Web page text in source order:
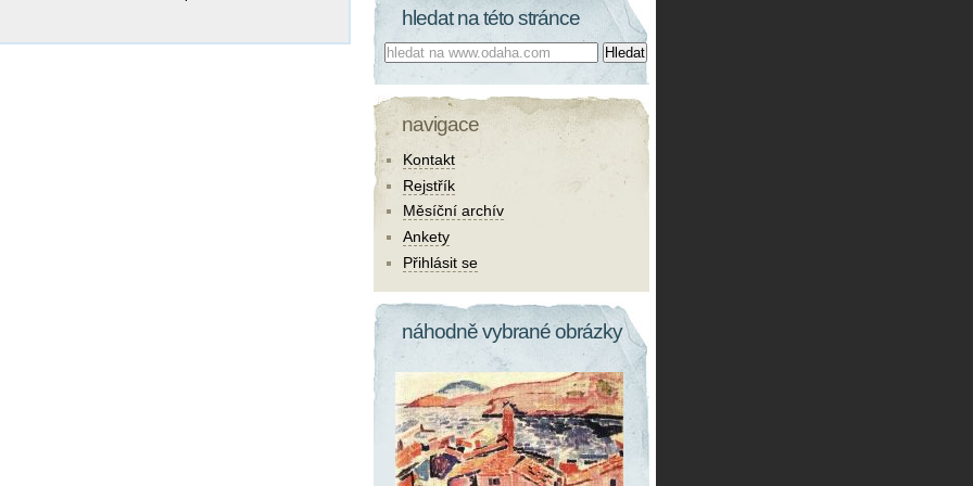
hledat na této stránce
Co hledat:
navigace
Kontakt
Rejstřík
Měsíční archív
Ankety
Přihlásit se
náhodně vybrané obrázky